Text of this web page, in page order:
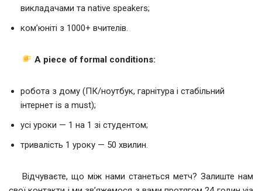
викладачами та native speakers;
ком’юніті з 1000+ вчителів.
A piece of formal conditions:
робота з дому (ПК/ноутбук, гарнітура і стабільний
інтернет is a must);
усі уроки — 1 на 1 зі студентом;
тривалість 1 уроку — 50 хвилин.
Відчуваєте, що між нами станеться метч? Залиште нам